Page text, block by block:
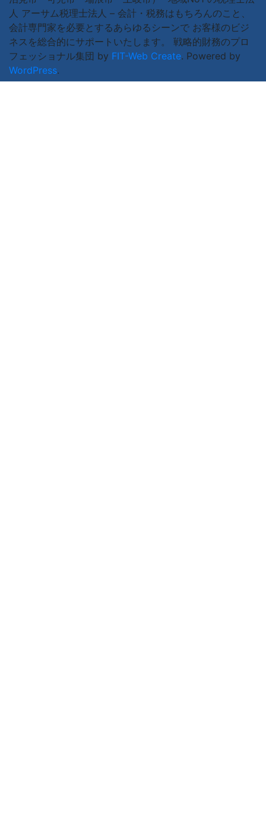
人 アーサム税理士法人 – 会計・税務はもちろんのこと、
会計専門家を必要とするあらゆるシーンで お客様のビジ
ネスを総合的にサポートいたします。 戦略的財務のプロ
フェッショナル集団 by FIT-Web Create. Powered by
WordPress.